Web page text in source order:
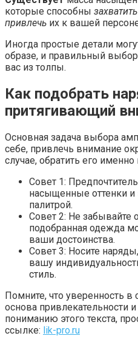
которые способны захватить
привлечь их к вашей
Иногда простые детали
образе, и правильный
вас из толпы.
Как подобрать
притягивающий
Основная задача выбора
себе, привлечь внимание
случае, обратить его
Совет 1:
насыщенные оттенки и
палитрой.
Совет 2: Не забывайте
подобранная одежда
ваши достоинства.
Совет 3: Носите
вашу
стиль.
Помните, что уверенность
основа привлекательности
пониманию этого текста,
ссылке: lik-pro.ru